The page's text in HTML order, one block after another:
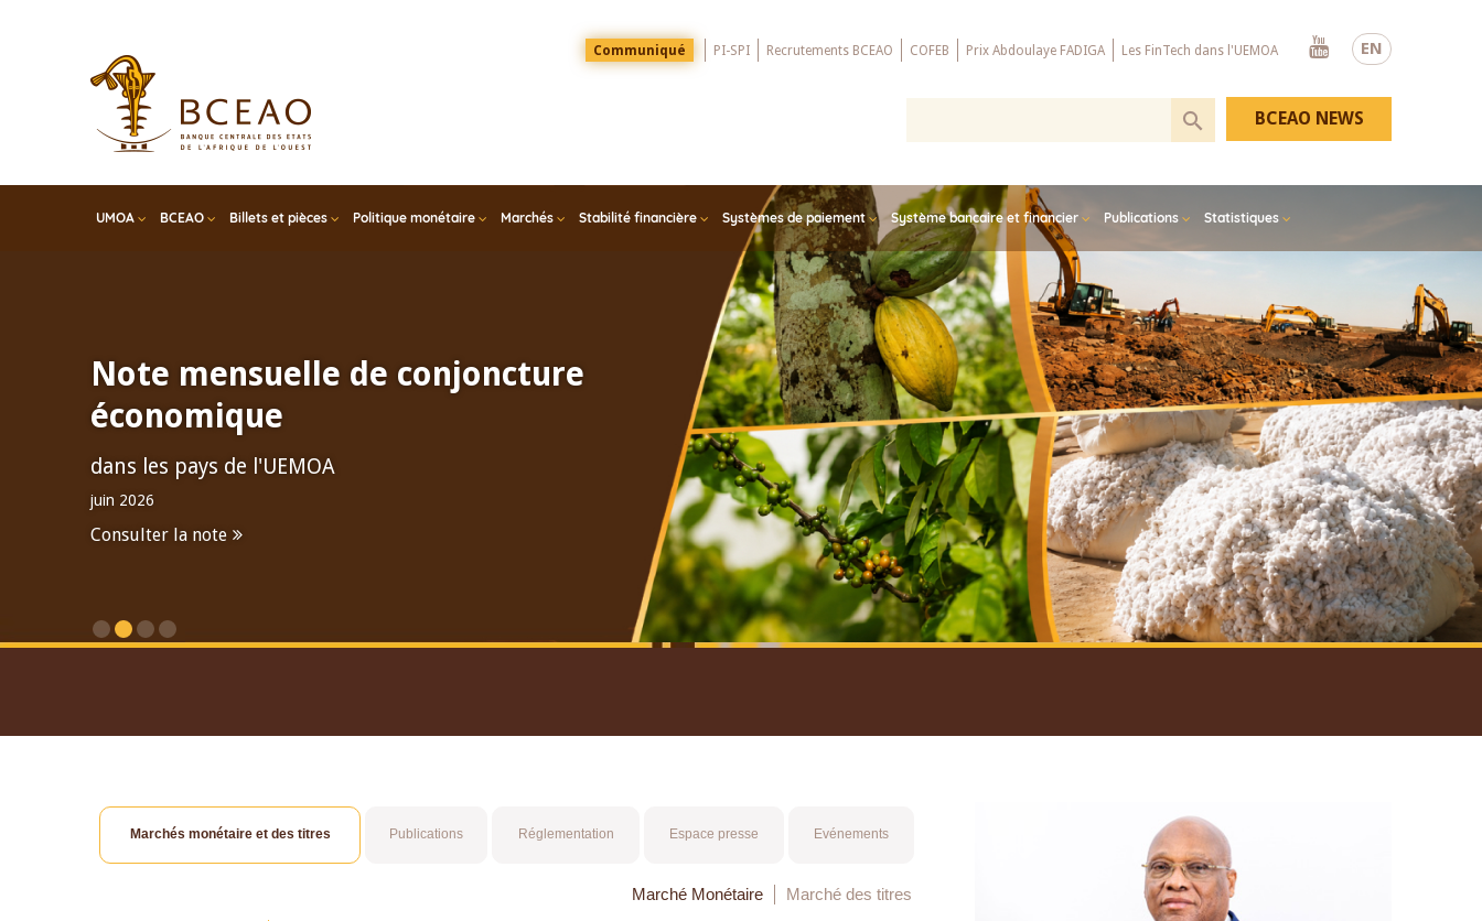
EN
Menu
Top
Communiqué PI-SPI Recrutements BCEAO COFEB Prix Abdoulaye FADIGA Les FinTech dans l'UEMOA
Youtube
UMOA BCEAO Billets et pièces Politique monétaire Marchés Stabilité financière Systèmes de paiement Système bancaire et financier Publications Statistiques
BCEAO NEWS
Note mensuelle de conjoncture
économique
dans les pays de l'UEMOA
juin 2026
Consulter la note
Marchés monétaire et des titres Publications Réglementation Espace presse Evénements
Marché Monétaire Marché des titres